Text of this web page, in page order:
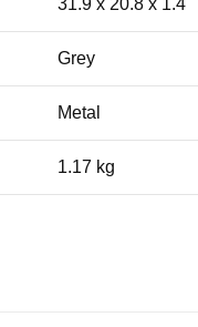
31.9 x 20.8 x 1.4
Grey
Metal
1.17 kg